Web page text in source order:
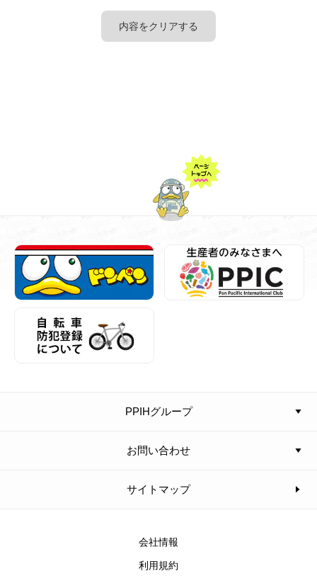
PPIHグループ
お問い合わせ
サイトマップ
会社情報
利用規約